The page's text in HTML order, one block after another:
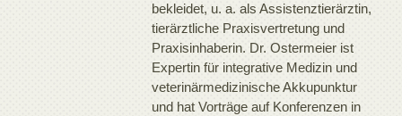
bekleidet, u. a. als Assistenztierärztin,
tierärztliche Praxisvertretung und
Praxisinhaberin. Dr. Ostermeier ist
Expertin für integrative Medizin und
veterinärmedizinische Akkupunktur
und hat Vorträge auf Konferenzen in